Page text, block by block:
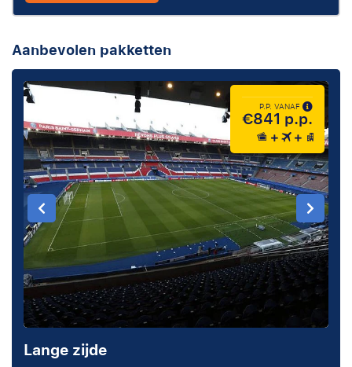
Aanbevolen pakketten
P.P. VANAF
€841 p.p.
Lange zijde